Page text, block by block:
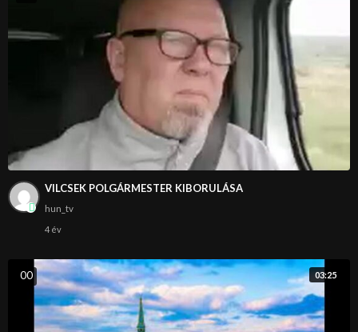
VILCSEK POLGÁRMESTER KIBORULÁSA
hun_tv
4 év
03:25
00